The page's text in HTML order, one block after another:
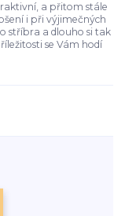
a přitom stále
i při výjimečných
stříbra a dlouho si tak
se Vám hodí